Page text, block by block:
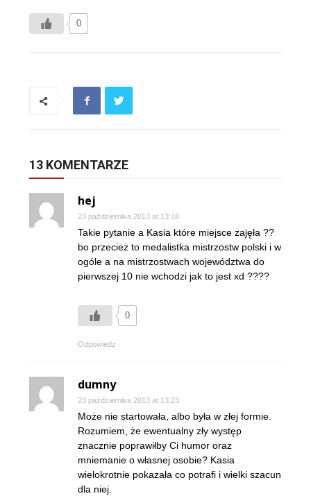
0
13 KOMENTARZE
hej
23 października 2013 at 13:18
Takie pytanie a Kasia które miejsce zajęła ??
bo przecież to medalistka mistrzostw polski i w
ogóle a na mistrzostwach województwa do
pierwszej 10 nie wchodzi jak to jest xd ????
0
Odpowiedz
dumny
23 października 2013 at 13:23
Może nie startowała, albo była w złej formie.
Rozumiem, że ewentualny zły występ
znacznie poprawiłby Ci humor oraz
mniemanie o własnej osobie? Kasia
wielokrotnie pokazała co potrafi i wielki szacun
dla niej.